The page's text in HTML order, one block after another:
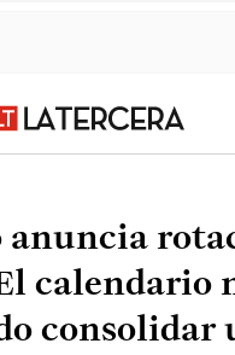
anuncia
calendario
consolidar